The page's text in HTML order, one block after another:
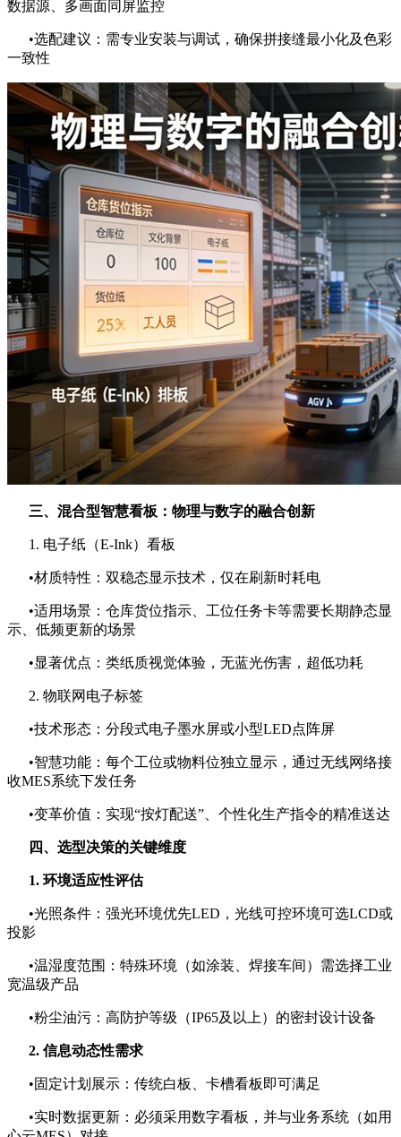
数据源、多画面同屏监控
•选配建议：需专业安装与调试，确保拼接缝最小化及色彩
一致性
三、混合型智慧看板：物理与数字的融合创新
1. 电子纸（E-Ink）看板
•材质特性：双稳态显示技术，仅在刷新时耗电
•适用场景：仓库货位指示、工位任务卡等需要长期静态显
示、低频更新的场景
•显著优点：类纸质视觉体验，无蓝光伤害，超低功耗
2. 物联网电子标签
•技术形态：分段式电子墨水屏或小型LED点阵屏
•智慧功能：每个工位或物料位独立显示，通过无线网络接
收MES系统下发任务
•变革价值：实现“按灯配送”、个性化生产指令的精准送达
四、选型决策的关键维度
1. 环境适应性评估
•光照条件：强光环境优先LED，光线可控环境可选LCD或
投影
•温湿度范围：特殊环境（如涂装、焊接车间）需选择工业
宽温级产品
•粉尘油污：高防护等级（IP65及以上）的密封设计设备
2. 信息动态性需求
•固定计划展示：传统白板、卡槽看板即可满足
•实时数据更新：必须采用数字看板，并与业务系统（如用